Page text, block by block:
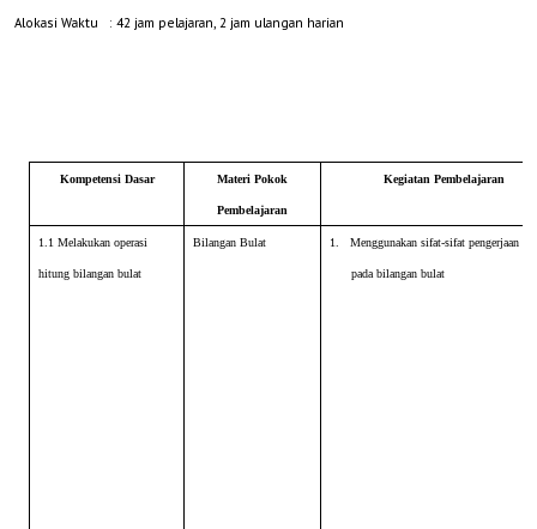
Alokasi Waktu : 42 jam pelajaran, 2 jam ulangan harian
Kompetensi Dasar Materi Pokok
Pembelajaran
Kegiatan Pembelajaran
1.1 Melakukan operasi
hitung bilangan bulat
Bilangan Bulat 1. Menggunakan sifat-sifat pengerjaan
pada bilangan bulat